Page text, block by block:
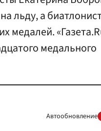
льду, а
медалей.
медального
Автообновление